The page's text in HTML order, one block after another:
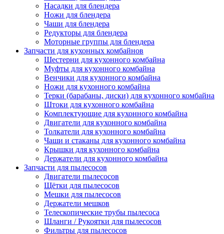
Насадки для блендера
Ножи для блендера
Чаши для блендера
Редукторы для блендера
Моторные группы для блендера
Запчасти для кухонных комбайнов
Шестерни для кухонного комбайна
Муфты для кухонного комбайна
Венчики для кухонного комбайна
Ножи для кухонного комбайна
Терки (барабаны, диски) для кухонного комбайна
Штоки для кухонного комбайна
Комплектующие для кухонного комбайна
Двигатели для кухонного комбайна
Толкатели для кухонного комбайна
Чаши и стаканы для кухонного комбайна
Крышки для кухонного комбайна
Держатели для кухонного комбайна
Запчасти для пылесосов
Двигатели пылесосов
Щётки для пылесосов
Мешки для пылесосов
Держатели мешков
Телескопические трубы пылесоса
Шланги / Рукоятки для пылесосов
Фильтры для пылесосов